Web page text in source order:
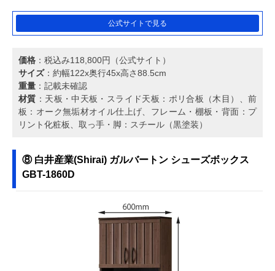
公式サイトで見る
価格 ：税込み118,800円（公式サイト）
サイズ：約幅122x奥行45x高さ88.5cm
重量 ：記載未確認
材質 ：天板・中天板・スライド天板：ポリ合板（木目）、前
板：オーク無垢材オイル仕上げ、フレーム・棚板・背面：プ
リント化粧板、取っ手・脚：スチール（黒塗装）
⑧ 白井産業(Shirai) ガルバートン シューズボックス
GBT-1860D